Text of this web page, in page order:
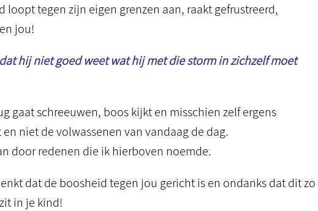
loopt tegen zijn eigen grenzen aan, raakt gefrustreerd,
jou!
hij niet goed weet wat hij met die storm in zichzelf moet
gaat schreeuwen, boos kijkt en misschien zelf ergens
niet de volwassenen van vandaag de dag.
door redenen die ik hierboven noemde.
dat de boosheid tegen jou gericht is en ondanks dat dit zo
in je kind!